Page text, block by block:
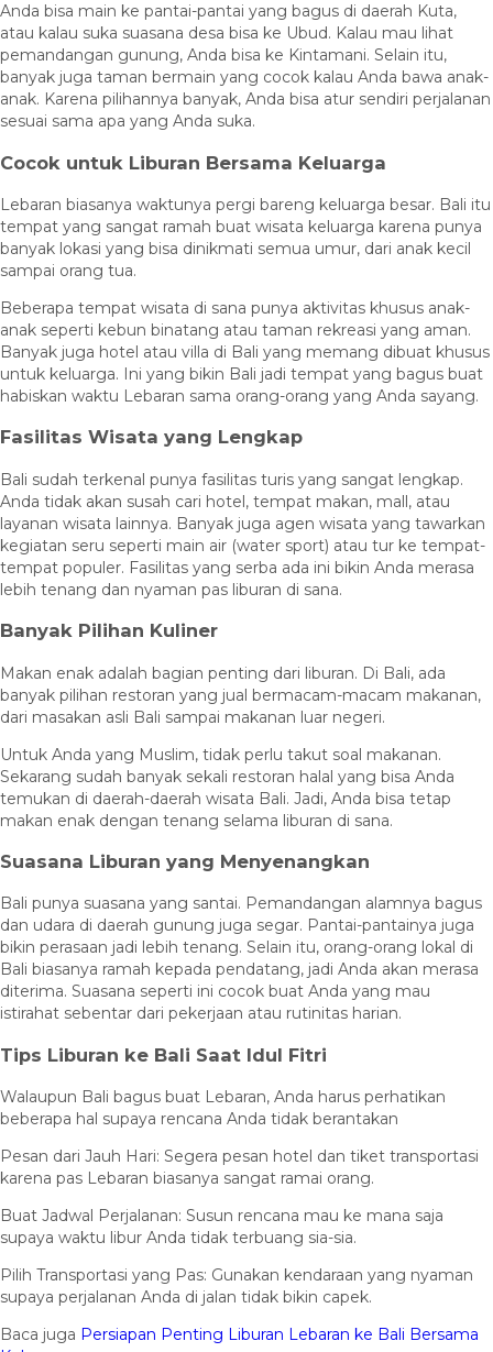
Anda bisa main ke pantai-pantai yang bagus di daerah Kuta,
atau kalau suka suasana desa bisa ke Ubud. Kalau mau lihat
pemandangan gunung, Anda bisa ke Kintamani. Selain itu,
banyak juga taman bermain yang cocok kalau Anda bawa anak-
anak. Karena pilihannya banyak, Anda bisa atur sendiri perjalanan
sesuai sama apa yang Anda suka.
Cocok untuk Liburan Bersama Keluarga
Lebaran biasanya waktunya pergi bareng keluarga besar. Bali itu
tempat yang sangat ramah buat wisata keluarga karena punya
banyak lokasi yang bisa dinikmati semua umur, dari anak kecil
sampai orang tua.
Beberapa tempat wisata di sana punya aktivitas khusus anak-
anak seperti kebun binatang atau taman rekreasi yang aman.
Banyak juga hotel atau villa di Bali yang memang dibuat khusus
untuk keluarga. Ini yang bikin Bali jadi tempat yang bagus buat
habiskan waktu Lebaran sama orang-orang yang Anda sayang.
Fasilitas Wisata yang Lengkap
Bali sudah terkenal punya fasilitas turis yang sangat lengkap.
Anda tidak akan susah cari hotel, tempat makan, mall, atau
layanan wisata lainnya. Banyak juga agen wisata yang tawarkan
kegiatan seru seperti main air (water sport) atau tur ke tempat-
tempat populer. Fasilitas yang serba ada ini bikin Anda merasa
lebih tenang dan nyaman pas liburan di sana.
Banyak Pilihan Kuliner
Makan enak adalah bagian penting dari liburan. Di Bali, ada
banyak pilihan restoran yang jual bermacam-macam makanan,
dari masakan asli Bali sampai makanan luar negeri.
Untuk Anda yang Muslim, tidak perlu takut soal makanan.
Sekarang sudah banyak sekali restoran halal yang bisa Anda
temukan di daerah-daerah wisata Bali. Jadi, Anda bisa tetap
makan enak dengan tenang selama liburan di sana.
Suasana Liburan yang Menyenangkan
Bali punya suasana yang santai. Pemandangan alamnya bagus
dan udara di daerah gunung juga segar. Pantai-pantainya juga
bikin perasaan jadi lebih tenang. Selain itu, orang-orang lokal di
Bali biasanya ramah kepada pendatang, jadi Anda akan merasa
diterima. Suasana seperti ini cocok buat Anda yang mau
istirahat sebentar dari pekerjaan atau rutinitas harian.
Tips Liburan ke Bali Saat Idul Fitri
Walaupun Bali bagus buat Lebaran, Anda harus perhatikan
beberapa hal supaya rencana Anda tidak berantakan
Pesan dari Jauh Hari: Segera pesan hotel dan tiket transportasi
karena pas Lebaran biasanya sangat ramai orang.
Buat Jadwal Perjalanan: Susun rencana mau ke mana saja
supaya waktu libur Anda tidak terbuang sia-sia.
Pilih Transportasi yang Pas: Gunakan kendaraan yang nyaman
supaya perjalanan Anda di jalan tidak bikin capek.
Baca juga Persiapan Penting Liburan Lebaran ke Bali Bersama